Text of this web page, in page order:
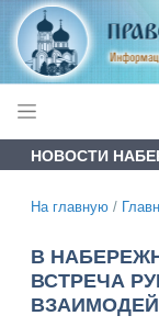
НОВОСТИ
На главную /
В
ВСТРЕЧА